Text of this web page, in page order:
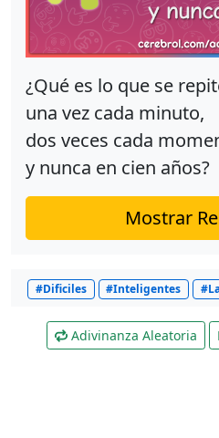
¿Qué es lo que se
una vez cada minuto,
dos veces cada
y nunca en cien años?
Mostrar
#Dificiles #Inteligentes
Adivinanza Aleatoria